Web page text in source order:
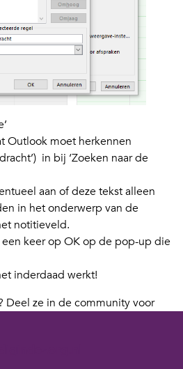
Outlook moet herkennen
in bij ‘Zoeken naar de
aan of deze tekst alleen
in het onderwerp van de
notitieveld.
keer op OK op de pop-up die
inderdaad werkt!
Deel ze in de community voor